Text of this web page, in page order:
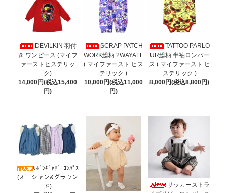
DEVILKIN 羽付
き ワンピース (マイフ
ァーストヒステリッ
ク)
14,000円(税込15,400
円)
SCRAP PATCH
WORK総柄 2WAYALL
( マイファースト ヒス
テリック )
10,000円(税込11,000
円)
TATTOO PARLO
UR総柄 半袖ロンパー
ス ( マイファースト ヒ
ステリック )
8,000円(税込8,800円)
ﾘﾎﾞﾝｷﾞｬｻﾞｰﾛﾝﾊﾟｽ
(オーシャン&グラウン
ド)
サッカーストラ